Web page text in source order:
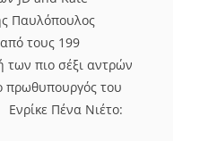
Παυλόπουλος
τους 199
πιο σέξι αντρών
πρωθυπουργός του
Πένα Νιέτο:
Μεξικό